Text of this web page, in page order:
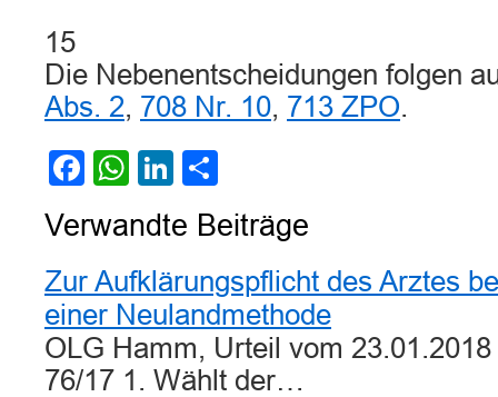
15
Die Nebenentscheidungen folgen
Abs. 2, 708 Nr. 10, 713 ZPO.
Facebook
WhatsApp
LinkedIn
Verwandte Beiträge
Zur Aufklärungspflicht des Arztes
einer Neulandmethode
OLG Hamm, Urteil vom
76/17 1. Wählt der…